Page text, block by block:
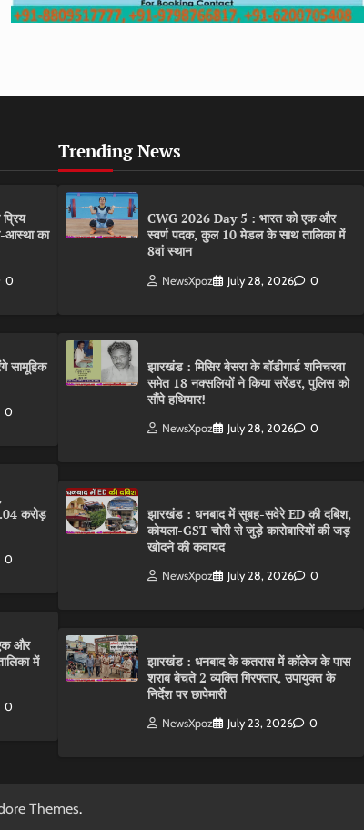
आस्था का
0
सामूहिक
0
करोड़
0
और
में
0
Trending News
CWG 2026 Day 5 : भारत को एक और
स्वर्ण पदक, कुल 10 मेडल के साथ तालिका में
8वां स्थान
NewsXpoz July 28, 2026 0
झारखंड : मिसिर बेसरा के बॉडीगार्ड शनिचरवा
समेत 18 नक्सलियों ने किया सरेंडर, पुलिस को
सौंपे हथियार!
NewsXpoz July 28, 2026 0
झारखंड : धनबाद में सुबह-सवेरे ED की दबिश,
कोयला-GST चोरी से जुड़े कारोबारियों की जड़
खोदने की कवायद
NewsXpoz July 28, 2026 0
झारखंड : धनबाद के कतरास में कॉलेज के पास
शराब बेचते 2 व्यक्ति गिरफ्तार, उपायुक्त के
निर्देश पर छापेमारी
NewsXpoz July 23, 2026 0
Themes.